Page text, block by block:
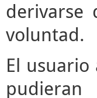
derivarse
voluntad.
El